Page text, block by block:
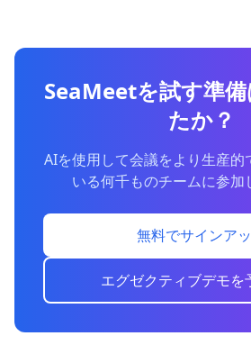
SeaMeetを試す準
たか？
AIを使用して会議をより生産的
いる何千ものチームに参加
無料でサインア
エグゼクティブデモを